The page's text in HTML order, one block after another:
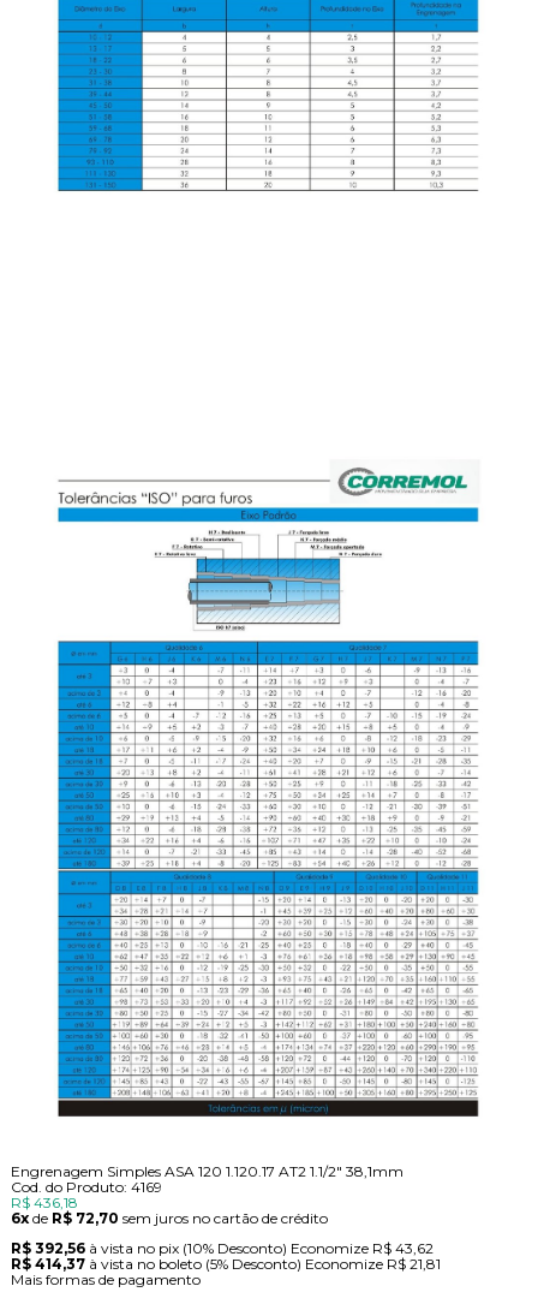
Engrenagem Simples ASA 120 1.120.17 AT2 1.1/2" 38,1mm
Cod. do Produto: 4169
R$ 436,18
6xde R$ 72,70 sem juros no cartão de crédito
R$ 392,56 à vista no pix (10% Desconto) Economize R$ 43,62
R$ 414,37 à vista no boleto (5% Desconto) Economize R$ 21,81
Mais formas de pagamento